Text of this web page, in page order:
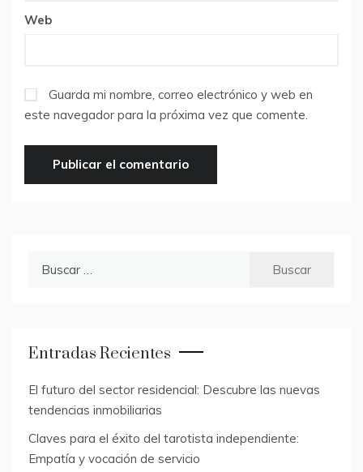
Web
Guarda mi nombre, correo electrónico y web en
este navegador para la próxima vez que comente.
Entradas Recientes
El futuro del sector residencial: Descubre las nuevas
tendencias inmobiliarias
Claves para el éxito del tarotista independiente:
Empatía y vocación de servicio